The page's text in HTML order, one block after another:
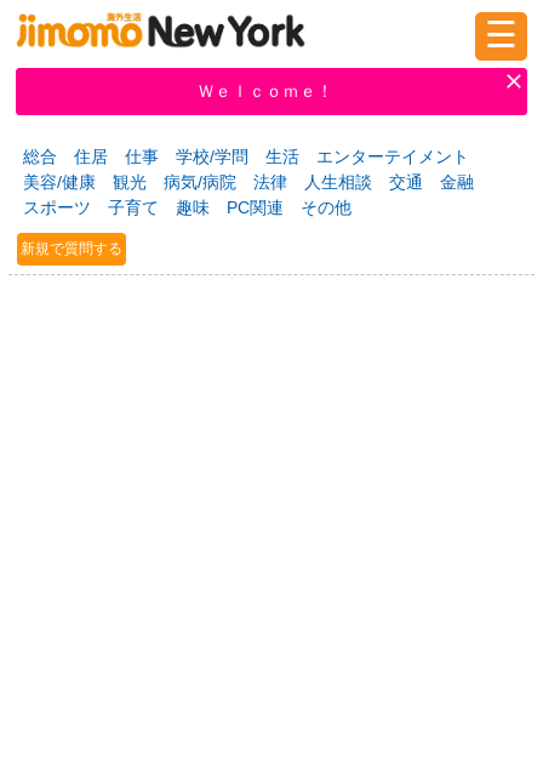
新規登録
掲示板 タウン情報 教えて！
☰
Ｗｅｌｃｏｍｅ！
総合 住居 仕事 学校/学問 生活
エンターテイメント
美容/健康
観光 病気/病院 法律 人生相談 交通
金融
スポーツ
子育て 趣味 PC関連 その他
新規で質問する